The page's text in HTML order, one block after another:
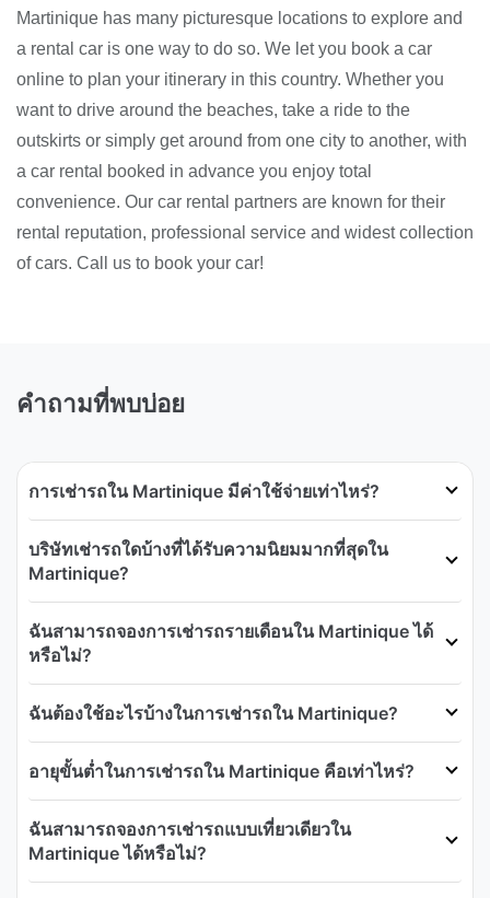
Martinique has many picturesque locations to explore and
a rental car is one way to do so. We let you book a car
online to plan your itinerary in this country. Whether you
want to drive around the beaches, take a ride to the
outskirts or simply get around from one city to another, with
a car rental booked in advance you enjoy total
convenience. Our car rental partners are known for their
rental reputation, professional service and widest collection
of cars. Call us to book your car!
คำถามที่พบบ่อย
การเช่ารถใน Martinique มีค่าใช้จ่ายเท่าไหร่?
บริษัทเช่ารถใดบ้างที่ได้รับความนิยมมากที่สุดใน
Martinique?
ฉันสามารถจองการเช่ารถรายเดือนใน Martinique ได้
หรือไม่?
ฉันต้องใช้อะไรบ้างในการเช่ารถใน Martinique?
อายุขั้นต่ำในการเช่ารถใน Martinique คือเท่าไหร่?
ฉันสามารถจองการเช่ารถแบบเที่ยวเดียวใน
Martinique ได้หรือไม่?